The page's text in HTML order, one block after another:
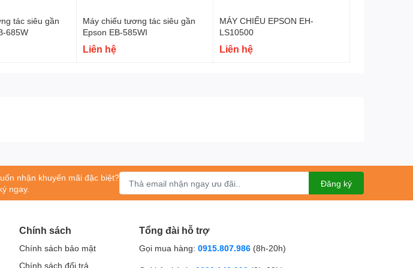
tác siêu gần
685W
Máy chiếu tương tác siêu gần
Epson EB-585WI
Liên hệ
MÁY CHIẾU EPSON EH-
LS10500
Liên hệ
nhận khuyến mãi đặc biệt?
ngay.
Đăng ký
Chính sách
Chính sách bảo mật
Chính sách đổi trả
Tổng đài hỗ trợ
Gọi mua hàng: 0915.807.986 (8h-20h)